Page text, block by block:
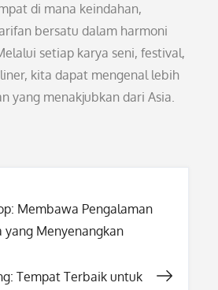
di mana keindahan,
bersatu dalam harmoni
setiap karya seni, festival,
kita dapat mengenal lebih
yang menakjubkan dari Asia.
Membawa Pengalaman
yang Menyenangkan
Tempat Terbaik untuk